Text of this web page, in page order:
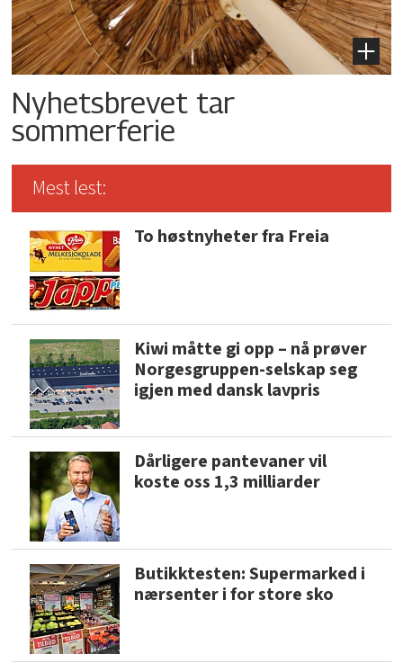
Nyhetsbrevet tar
sommerferie
Mest lest:
To høstnyheter fra Freia
Kiwi måtte gi opp – nå prøver
Norgesgruppen-selskap seg
igjen med dansk lavpris
Dårligere pantevaner vil
koste oss 1,3 milliarder
Butikktesten: Supermarked i
nærsenter i for store sko